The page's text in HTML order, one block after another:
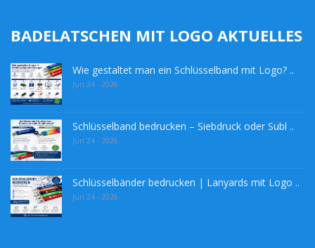
BADELATSCHEN MIT LOGO AKTUELLES
Wie gestaltet man ein Schlüsselband mit Logo? ..
Jun 24 - 2026
Schlüsselband bedrucken – Siebdruck oder Subl ..
Jun 24 - 2026
Schlüsselbänder bedrucken | Lanyards mit Logo ..
Jun 24 - 2026